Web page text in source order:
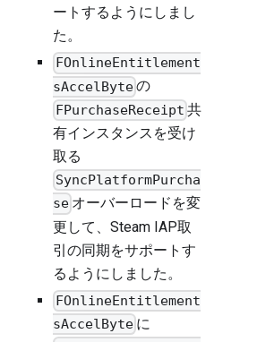
ートするようにしまし
た。
FOnlineEntitlement
sAccelByteの
FPurchaseReceipt 共
有インスタンスを受け
取る
SyncPlatformPurcha
se オーバーロードを変
更して、Steam IAP取
引の同期をサポートす
るようにしました。
FOnlineEntitlement
sAccelByte に